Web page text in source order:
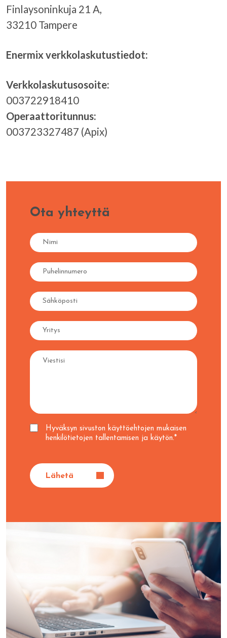
Finlaysoninkuja 21 A,
33210 Tampere
Enermix verkkolaskutustiedot:
Verkkolaskutusosoite:
003722918410
Operaattoritunnus:
003723327487 (Apix)
Ota yhteyttä
Ota
yhteyttä
Hyväksyn sivuston käyttöehtojen mukaisen
henkilötietojen tallentamisen ja käytön.*
Lähetä